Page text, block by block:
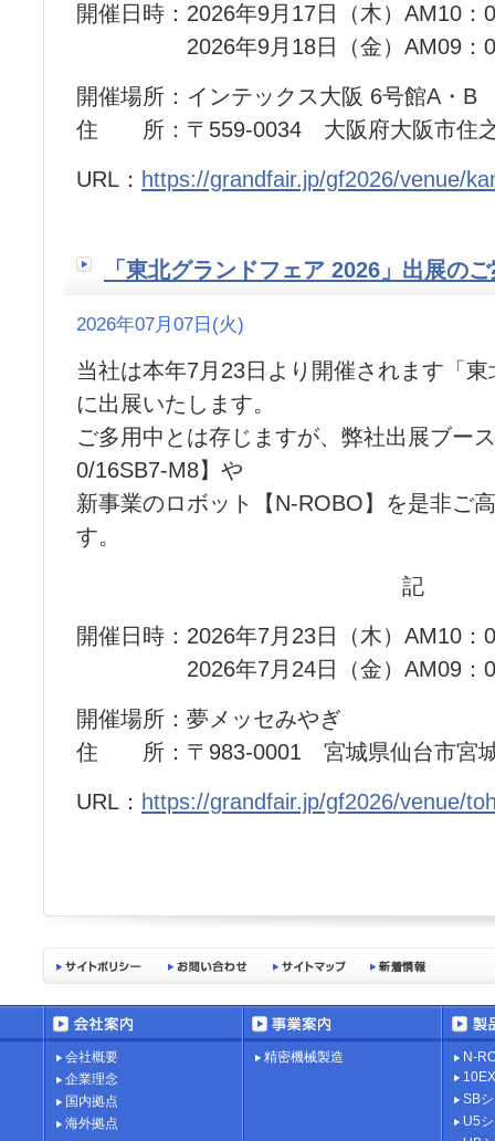
開催日時：2026年9月17日（木）AM10：
2026年9月18日（金）AM09：00
開催場所：インテックス大阪 6号館A・B
住 所：〒559-0034 大阪府大阪市住之
URL： https://grandfair.jp/gf2026/venue/
「東北グランドフェア 2026」出展の
2026年07月07日(火)
当社は本年7月23日より開催されます「
に出展いたします。
ご多用中とは存じますが、弊社出展ブー
0/16SB7-M8】や
新事業のロボット【N-ROBO】を是非ご
す。
記
開催日時：2026年7月23日（木）AM10：
2026年7月24日（金）AM09：00
開催場所：夢メッセみやぎ
住 所：〒983-0001 宮城県仙台市宮城
URL： https://grandfair.jp/gf2026/venue/
会社概要
企業理念
国内拠点
海外拠点
精密機械製造
N-
SB
U5